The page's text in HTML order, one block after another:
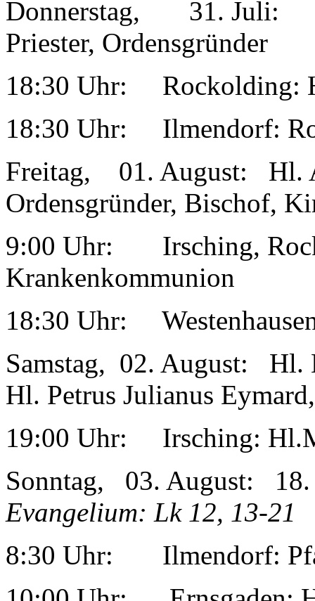
Donnerstag, 31. Juli:
Priester, Ordensgründer
18:30 Uhr: Rockolding:
18:30 Uhr: Ilmendorf:
Freitag, 01. August: Hl.
Ordensgründer, Bischof,
9:00 Uhr: Irsching,
Krankenkommunion
18:30 Uhr:
Samstag, 02. August: Hl.
Hl. Petrus Julianus
19:00 Uhr: Irsching:
Sonntag, 03. August:
Evangelium: Lk 12, 13-21
8:30 Uhr: Ilmendorf: